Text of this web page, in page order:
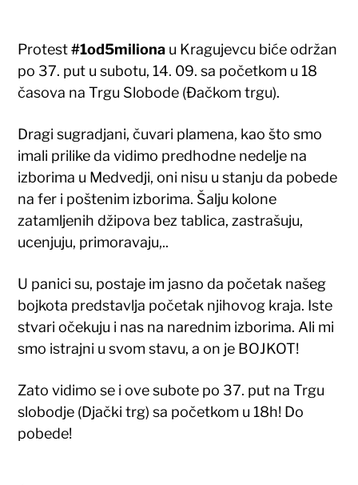
Protest#1od5miliona u Kragujevcu biće održan
po 37. put u subotu, 14. 09. sa početkom u 18
časova na Trgu Slobode (Đačkom trgu).
Dragi sugradjani, čuvari plamena, kao što smo
imali prilike da vidimo predhodne nedelje na
izborima u Medvedji, oni nisu u stanju da pobede
na fer i poštenim izborima. Šalju kolone
zatamljenih džipova bez tablica, zastrašuju,
ucenjuju, primoravaju,..
U panici su, postaje im jasno da početak našeg
bojkota predstavlja početak njihovog kraja. Iste
stvari očekuju i nas na narednim izborima. Ali mi
smo istrajni u svom stavu, a on je BOJKOT!
Zato vidimo se i ove subote po 37. put na Trgu
slobodje (Djački trg) sa početkom u 18h! Do
pobede!